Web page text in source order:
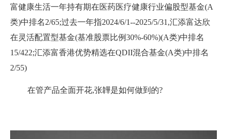
富健康生活一年持有期在医药医疗健康行业偏股型基金(A
类)中排名2/65;过去一年指2024/6/1--2025/5/31,汇添富达欣
在灵活配置型基金(基准股票比例30%-60%)(A类)中排名
15/422;汇添富香港优势精选在QDII混合基金(A类)中排名
2/55)
在管产品全面开花,张韡是如何做到的?